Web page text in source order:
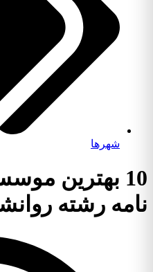
شهرها
10 بهترین
نامه رشته